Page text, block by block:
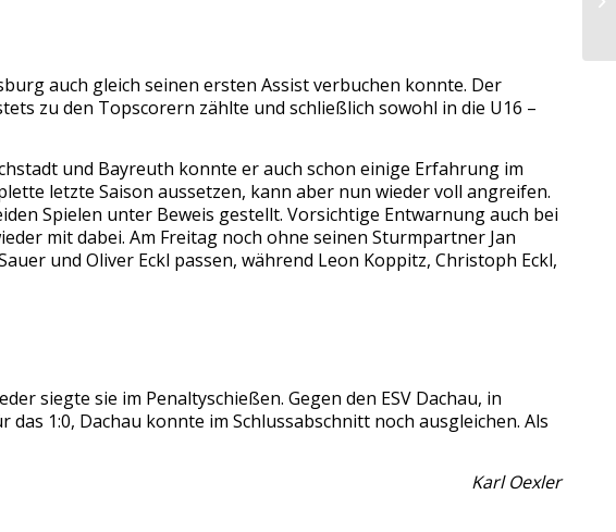
auch gleich seinen ersten Assist verbuchen konnte. Der
zu den Topscorern zählte und schließlich sowohl in die U16 –
und Bayreuth konnte er auch schon einige Erfahrung im
letzte Saison aussetzen, kann aber nun wieder voll angreifen.
Spielen unter Beweis gestellt. Vorsichtige Entwarnung auch bei
mit dabei. Am Freitag noch ohne seinen Sturmpartner Jan
und Oliver Eckl passen, während Leon Koppitz, Christoph Eckl,
siegte sie im Penaltyschießen. Gegen den ESV Dachau, in
1:0, Dachau konnte im Schlussabschnitt noch ausgleichen. Als
Karl Oexler